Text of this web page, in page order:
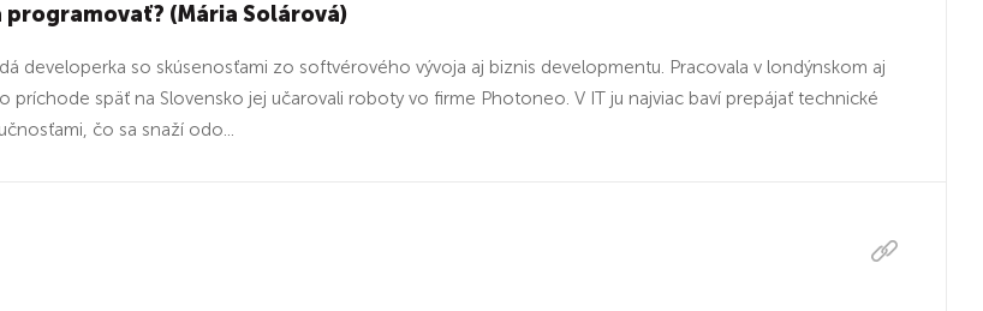
programovať? (Mária Solárová)
developerka so skúsenosťami zo softvérového vývoja aj biznis developmentu. Pracovala v londýnskom aj
príchode späť na Slovensko jej učarovali roboty vo firme Photoneo. V IT ju najviac baví prepájať technické
čo sa snaží odo...